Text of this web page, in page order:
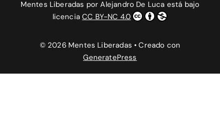
Mentes Liberadas porAlejandro De Luca está bajo
licenciaCC BY-NC 4.0
© 2026 Mentes Liberadas • Creado con
GeneratePress